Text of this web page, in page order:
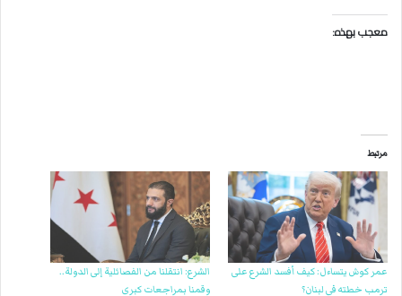
معجب بهذه:
مرتبط
عمر كوش يتساءل: كيف أفسد الشرع على
ترمب خطته في لبنان؟
الشرع: انتقلنا من الفصائلية إلى الدولة..
وقمنا بمراجعات كبرى